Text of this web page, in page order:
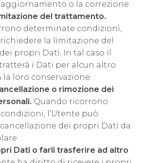
o la correzione.
del trattamento.
determinate condizioni,
richiedere la limitazione del
propri Dati. In tal caso il
i Dati per alcun altro
la loro conservazione.
o rimozione dei
Quando ricorrono
l’Utente può
dei propri Dati da
Dati o farli trasferire ad altro